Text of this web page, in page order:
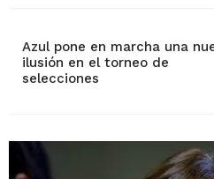
Azul pone en marcha una
ilusión en el torneo de
selecciones